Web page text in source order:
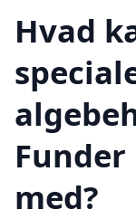
Hvad
med?